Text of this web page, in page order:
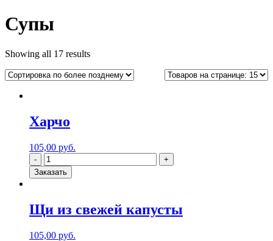
Супы
Showing all 17 results
Харчо
105,00 руб.
Заказать
Щи из свежей капусты
105,00 руб.